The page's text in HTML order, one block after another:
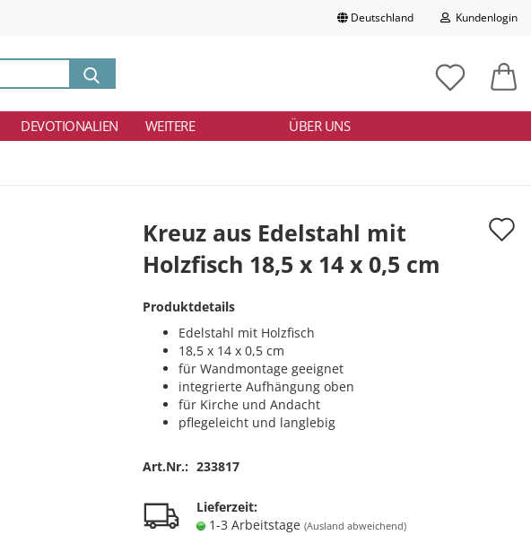
Deutschland Kundenlogin
E-Mail
Konto erstellen
eingeben
DEVOTIONALIEN ÜBER UNS
WEITERE
Kreuz aus Edelstahl mit
Holzfisch 18,5 x 14 x 0,5 cm
Produktdetails
Edelstahl mit Holzfisch
18,5 x 14 x 0,5 cm
für Wandmontage geeignet
integrierte Aufhängung oben
für Kirche und Andacht
pflegeleicht und langlebig
Art.Nr.: 233817
Lieferzeit:
1-3 Arbeitstage (Ausland abweichend)